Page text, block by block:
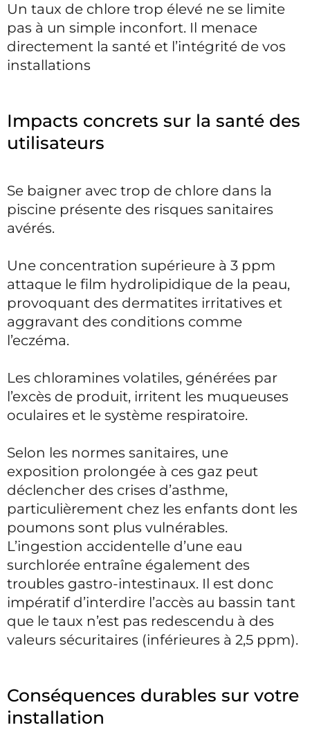
Un taux de chlore trop élevé ne se limite
pas à un simple inconfort. Il menace
directement la santé et l’intégrité de vos
installations
Impacts concrets sur la santé des
utilisateurs
Se baigner avec trop de chlore dans la
piscine présente des risques sanitaires
avérés.
Une concentration supérieure à 3 ppm
attaque le film hydrolipidique de la peau,
provoquant des dermatites irritatives et
aggravant des conditions comme
l’eczéma.
Les chloramines volatiles, générées par
l’excès de produit, irritent les muqueuses
oculaires et le système respiratoire.
Selon les normes sanitaires, une
exposition prolongée à ces gaz peut
déclencher des crises d’asthme,
particulièrement chez les enfants dont les
poumons sont plus vulnérables.
L’ingestion accidentelle d’une eau
surchlorée entraîne également des
troubles gastro-intestinaux. Il est donc
impératif d’interdire l’accès au bassin tant
que le taux n’est pas redescendu à des
valeurs sécuritaires (inférieures à 2,5 ppm).
Conséquences durables sur votre
installation